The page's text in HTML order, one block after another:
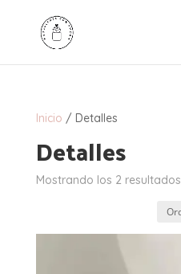
Inicio / Detalles
Detalles
Mostrando los 2 resultados